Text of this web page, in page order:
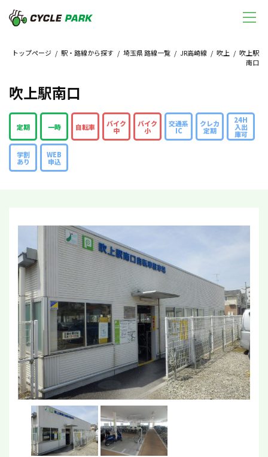
トップページ / 駅・路線から探す / 埼玉県 路線一覧 / JR高崎線 / 吹上 / 吹上駅
南口
吹上駅南口
定期 一時 自転車 バイク
中
バイク
小
交通系
IC
クレカ
定期
24H
入出
庫可
学割
あり
WEB
申込